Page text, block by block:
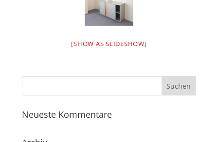
[SHOW AS SLIDESHOW]
Neueste Kommentare